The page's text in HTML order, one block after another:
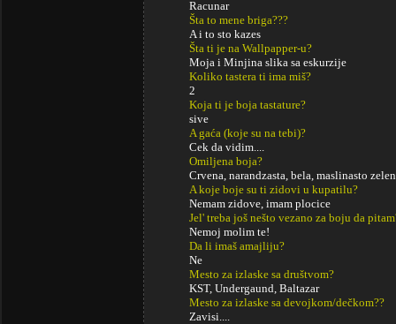
Racunar
Šta to mene briga???
A i to sto kazes
Šta ti je na Wallpapper-u?
Moja i Minjina slika sa eskurzije
Koliko tastera ti ima miš?
2
Koja ti je boja tastature?
sive
A gaća (koje su na tebi)?
Cek da vidim....
Omiljena boja?
Crvena, narandzasta, bela, maslinasto
A koje boje su ti zidovi u kupatilu?
Nemam zidove, imam plocice
Jel' treba još nešto vezano za boju da
Nemoj molim te!
Da li imaš amajliju?
Ne
Mesto za izlaske sa društvom?
KST, Undergaund, Baltazar
Mesto za izlaske sa devojkom/dečkom??
Zavisi....